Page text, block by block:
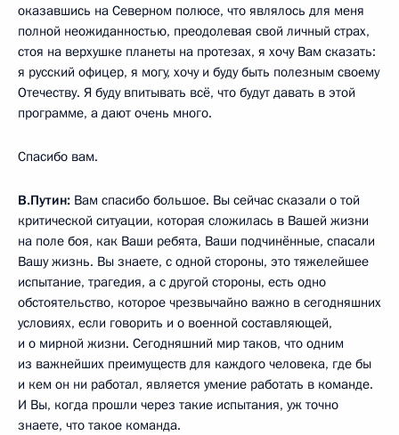
оказавшись на Северном полюсе, что являлось для меня
полной неожиданностью, преодолевая свой личный страх,
стоя на верхушке планеты на протезах, я хочу Вам сказать:
я русский офицер, я могу, хочу и буду быть полезным своему
Отечеству. Я буду впитывать всё, что будут давать в этой
программе, а дают очень много.
Спасибо вам.
В.Путин: Вам спасибо большое. Вы сейчас сказали о той
критической ситуации, которая сложилась в Вашей жизни
на поле боя, как Ваши ребята, Ваши подчинённые, спасали
Вашу жизнь. Вы знаете, с одной стороны, это тяжелейшее
испытание, трагедия, а с другой стороны, есть одно
обстоятельство, которое чрезвычайно важно в сегодняшних
условиях, если говорить и о военной составляющей,
и о мирной жизни. Сегодняшний мир таков, что одним
из важнейших преимуществ для каждого человека, где бы
и кем он ни работал, является умение работать в команде.
И Вы, когда прошли через такие испытания, уж точно
знаете, что такое команда.